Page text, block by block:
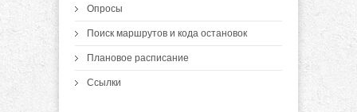
Опросы
Поиск маршрутов и кода остановок
Плановое расписание
Ссылки